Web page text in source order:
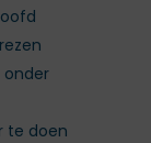
te doen